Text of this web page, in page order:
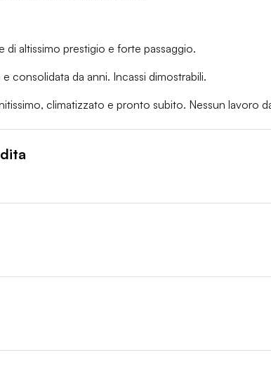
altissimo prestigio e forte passaggio.
consolidata da anni. Incassi dimostrabili.
climatizzato e pronto subito. Nessun lavoro